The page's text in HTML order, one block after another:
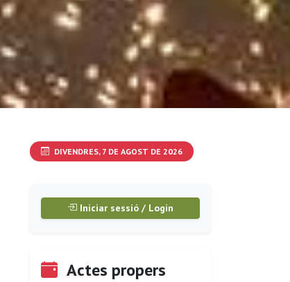
DIVENDRES, 7 DE AGOST DE 2026
Iniciar sessió / Login
Actes propers